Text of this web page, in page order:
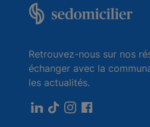
Retrouvez-nous sur nos
échanger avec la
les actualités.